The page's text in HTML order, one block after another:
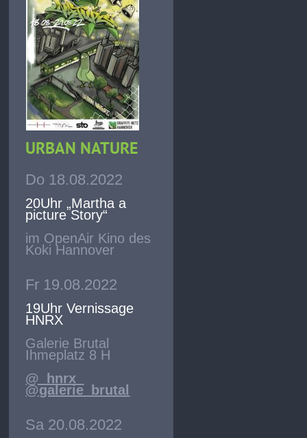
URBAN NATURE
Do 18.08.2022
20Uhr „Martha a
picture Story“
im OpenAir Kino des
Koki Hannover
Fr 19.08.2022
19Uhr Vernissage
HNRX
Galerie Brutal
Ihmeplatz 8 H
@_hnrx_
@galerie_brutal
Sa 20.08.2022